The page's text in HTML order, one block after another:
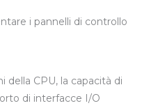
i pannelli di controllo
della CPU, la capacità di
di interfacce I/O